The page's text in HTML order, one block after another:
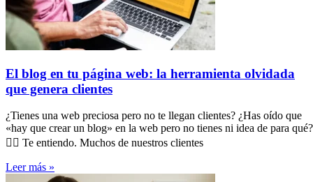
El blog en tu página web: la herramienta olvidada
que genera clientes
¿Tienes una web preciosa pero no te llegan clientes? ¿Has oído que
«hay que crear un blog» en la web pero no tienes ni idea de para qué?
🤷‍♀️ Te entiendo. Muchos de nuestros clientes
Leer más »